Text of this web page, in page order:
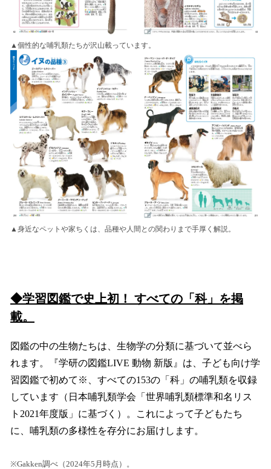
▲個性的な哺乳類たちが沢山載っています。
▲身近なペットや家ちくは、品種や人間との関わりまで手厚く解説。
◆学習図鑑で史上初！ すべての「科」を掲
載。
図鑑の中の生物たちは、生物学の分類に基づいて並べら
れます。『学研の図鑑LIVE 動物 新版』は、子ども向け学
習図鑑で初めて※、すべての153の「科」の哺乳類を収録
しています（日本哺乳類学会「世界哺乳類標準和名リス
ト2021年度版」に基づく）。これによって子どもたち
に、哺乳類の多様性を存分にお届けします。
※Gakken調べ（2024年5月時点）。